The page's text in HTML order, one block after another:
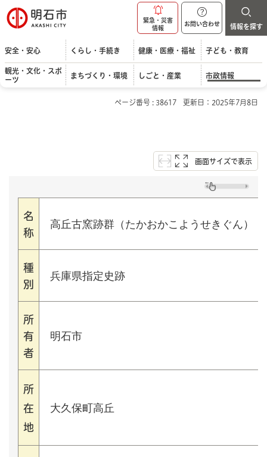
明石市
緊急・災害
情報
お問い合わせ 情報を探す
安全・安心 くらし・手続き 健康・医療・福祉 子ども・教育
観光・文化・スポ
ーツ
まちづくり・環境 しごと・産業 市政情報
ページ番号 : 38617 更新日：2025年7月8日
画面サイズで表示
名
称
高丘古窯跡群（たかおかこようせきぐん）
種
別
兵庫県指定史跡
所
有
者
明石市
所
在
地
大久保町高丘